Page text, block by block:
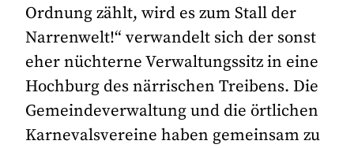
Ordnung zählt, wird es zum Stall der
Narrenwelt!“ verwandelt sich der sonst
eher nüchterne Verwaltungssitz in eine
Hochburg des närrischen Treibens. Die
Gemeindeverwaltung und die örtlichen
Karnevalsvereine haben gemeinsam zu